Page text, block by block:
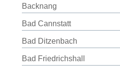
Backnang
Bad Cannstatt
Bad Ditzenbach
Bad Friedrichshall